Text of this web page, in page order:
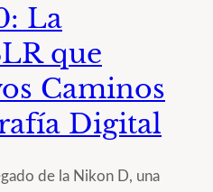
La
que
Caminos
Digital
de la Nikon D, una